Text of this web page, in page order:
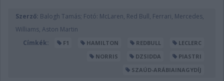
Szerző: Balogh Tamás; Fotó: McLaren, Red Bull, Ferrari, Mercedes,
Williams, Aston Martin
Címkék:
F1 HAMILTON REDBULL
LECLERC
NORRIS
DZSIDDA
PIASTRI
SZAÚD-ARÁBIAINAGYDÍJ